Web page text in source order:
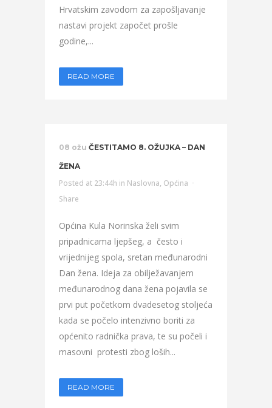
Hrvatskim zavodom za zapošljavanje
nastavi projekt započet prošle
godine,...
READ MORE
08 ožu ČESTITAMO 8. OŽUJKA – DAN
ŽENA
Posted at 23:44h in Naslovna, Općina
Share
Općina Kula Norinska želi svim
pripadnicama ljepšeg, a često i
vrijednijeg spola, sretan međunarodni
Dan žena. Ideja za obilježavanjem
međunarodnog dana žena pojavila se
prvi put početkom dvadesetog stoljeća
kada se počelo intenzivno boriti za
općenito radnička prava, te su počeli i
masovni protesti zbog loših...
READ MORE